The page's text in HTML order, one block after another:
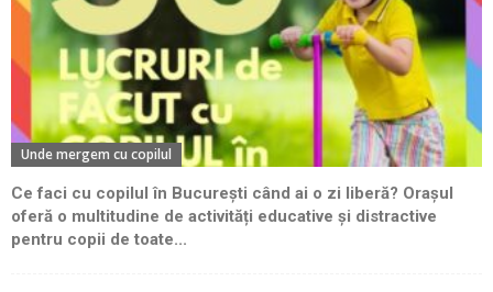
Unde mergem cu copilul
Ce faci cu copilul în București când ai o zi liberă? Orașul
oferă o multitudine de activități educative și distractive
pentru copii de toate...